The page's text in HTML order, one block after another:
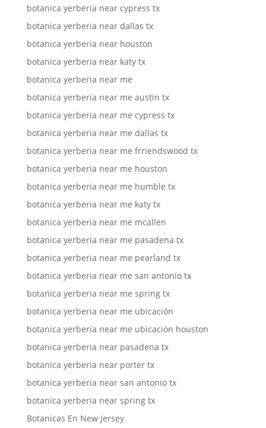
botanica yerberia near cypress tx
botanica yerberia near dallas tx
botanica yerberia near houston
botanica yerberia near katy tx
botanica yerberia near me
botanica yerberia near me austin tx
botanica yerberia near me cypress tx
botanica yerberia near me dallas tx
botanica yerberia near me frriendswood tx
botanica yerberia near me houston
botanica yerberia near me humble tx
botanica yerberia near me katy tx
botanica yerberia near me mcallen
botanica yerberia near me pasadena tx
botanica yerberia near me pearland tx
botanica yerberia near me san antonio tx
botanica yerberia near me spring tx
botanica yerberia near me ubicación
botanica yerberia near me ubicación houston
botanica yerberia near pasadena tx
botanica yerberia near porter tx
botanica yerberia near san antonio tx
botanica yerberia near spring tx
Botanicas En New Jersey